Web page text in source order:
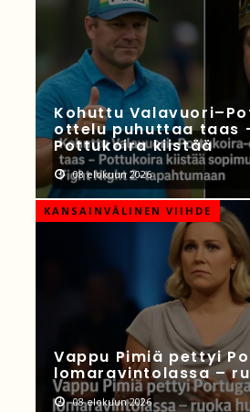
Kohuttu
ottelu puhuttaa taas
Pottukoira kiistää
08 elokuun 2026
KANSAINVÄLINEN VIIHDE
Vappu Pimiä pettyi
lomaravintolassa –
08 elokuun 2026